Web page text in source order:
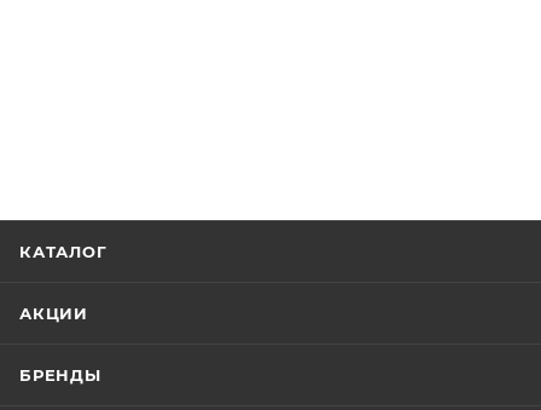
КАТАЛОГ
АКЦИИ
БРЕНДЫ